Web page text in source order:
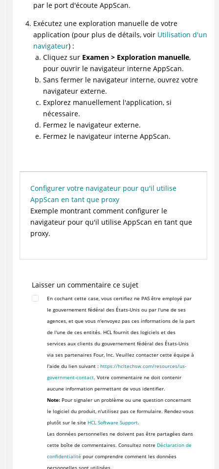
par le port d'écoute AppScan.
Exécutez une exploration manuelle de votre
application (pour plus de détails, voir Utilisation d'un
navigateur) :
Cliquez sur Examen > Exploration manuelle,
pour ouvrir le navigateur interne AppScan.
Sans fermer le navigateur interne, ouvrez votre
navigateur externe.
Explorez manuellement l'application, si
nécessaire.
Fermez le navigateur externe.
Fermez le navigateur interne AppScan.
Configurer votre navigateur pour qu'il utilise
AppScan en tant que proxy
Exemple montrant comment configurer le
navigateur pour qu'il utilise AppScan en tant que
proxy.
Laisser un commentaire ce sujet
En cochant cette case, vous certifiez ne PAS être employé par
le gouvernement fédéral des États-Unis ou par l'une de ses
agences, et que vous n'envoyez pas ces informations de la part
de l'une de ces entités. HCL fournit des logiciels et des
services aux clients du gouvernement fédéral des États-Unis
via ses partenaires Four, Inc. Veuillez contacter cette équipe à
l'aide du lien suivant : https://hcltechsw.com/resources/us-
government-contact. Votre commentaire ne doit contenir
aucune information permettant de vous identifier.
Note:Pour signaler un problème ou une question concernant
le logiciel du produit, n'utilisez pas ce formulaire. Rendez-vous
plutôt sur le site HCL Software Support.
Les données personnelles ne doivent pas être partagées dans
cette boîte de commentaires. Consultez notre Déclaration de
confidentialité pour comprendre comment les données
personnelles sont utilisées.